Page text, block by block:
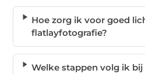
Hoe zorg ik voor goed
flatlayfotografie?
Welke stappen volg ik